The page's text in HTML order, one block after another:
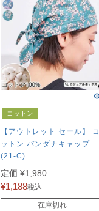
コットン
【アウトレット セール】 コ
ットン バンダナキャップ
(21-C)
定価 ¥1,980
¥1,188税込
在庫切れ